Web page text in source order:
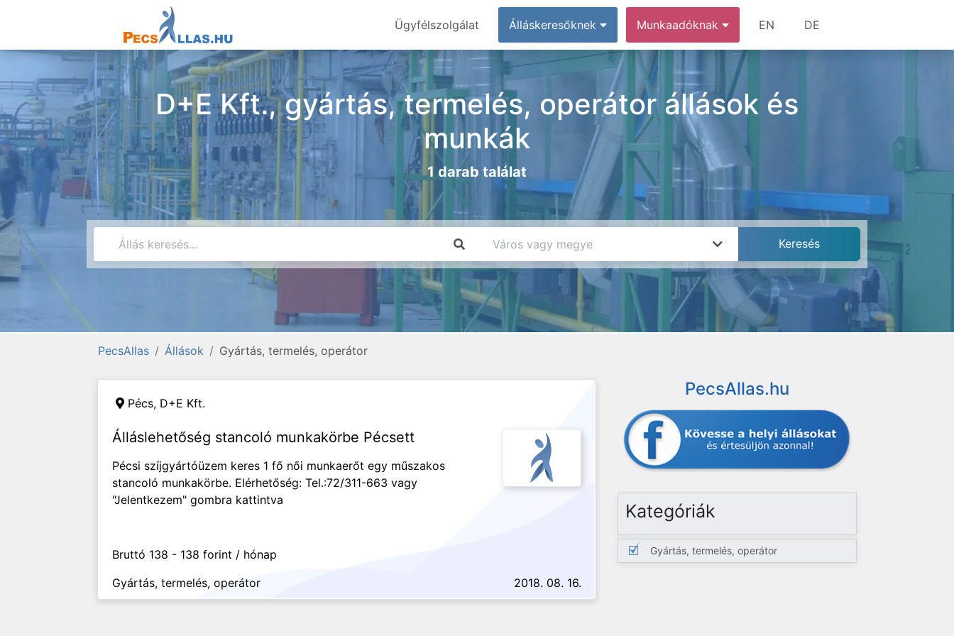
Ügyfélszolgálat Álláskeresőknek Munkaadóknak EN DE
D+E Kft., gyártás, termelés, operátor állások és
munkák
1 darab találat
PecsAllas Állások Gyártás, termelés, operátor
Pécs, D+E Kft.
Álláslehetőség stancoló munkakörbe Pécsett
Pécsi szíjgyártóüzem keres 1 fő női munkaerőt egy műszakos
stancoló munkakörbe. Elérhetőség: Tel.:72/311-663 vagy
"Jelentkezem" gombra kattintva
Bruttó 138 - 138 forint / hónap
Gyártás, termelés, operátor
2018. 08. 16.
PecsAllas.hu
Kategóriák
Gyártás, termelés, operátor